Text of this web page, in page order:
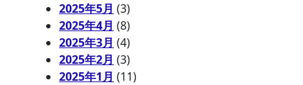
2025年5月 (3)
2025年4月 (8)
2025年3月 (4)
2025年2月 (3)
2025年1月 (11)